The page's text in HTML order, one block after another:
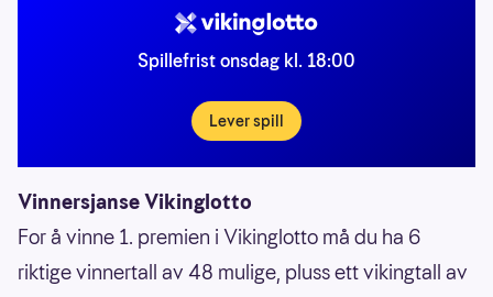
Spillefrist onsdag kl. 18:00
Lever spill
Vinnersjanse Vikinglotto
For å vinne 1. premien i Vikinglotto må du ha 6
riktige vinnertall av 48 mulige, pluss ett vikingtall av